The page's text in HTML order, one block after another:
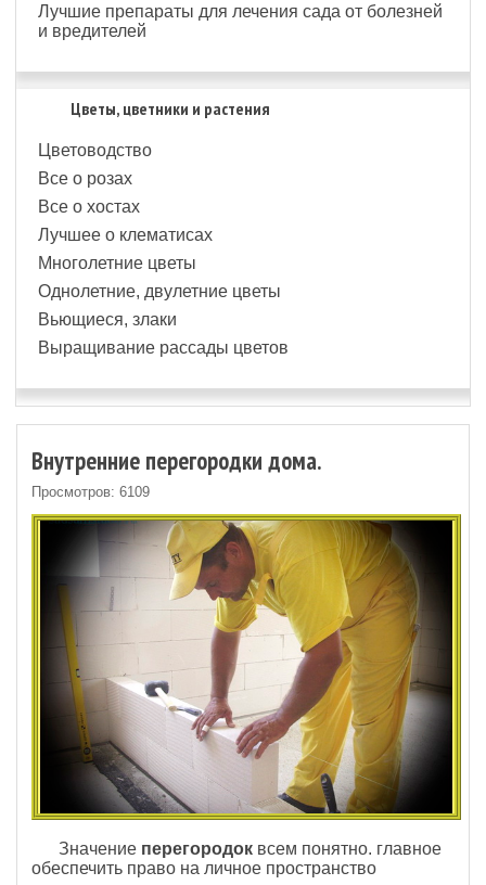
Лучшие препараты для лечения сада от болезней
и вредителей
Цветы, цветники и растения
Цветоводство
Все о розах
Все о хостах
Лучшее о клематисах
Многолетние цветы
Однолетние, двулетние цветы
Вьющиеся, злаки
Выращивание рассады цветов
Внутренние перегородки дома.
Просмотров: 6109
Значение перегородок всем понятно. главное
обеспечить право на личное пространство